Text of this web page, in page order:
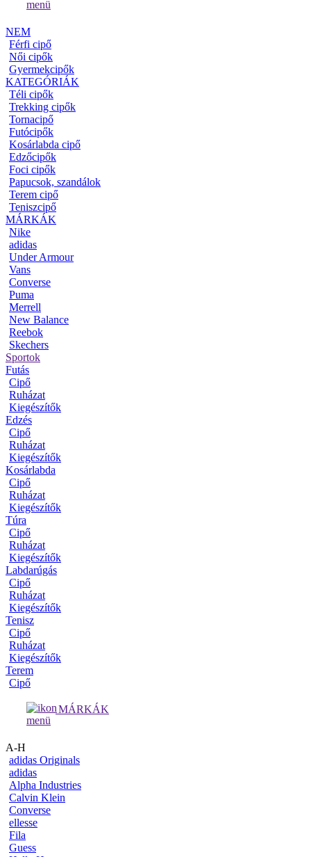
NEM
Férfi cipő
Női cipők
Gyermekcipők
KATEGÓRIÁK
Téli cipők
Trekking cipők
Tornacipő
Futócipők
Kosárlabda cipő
Edzőcipők
Foci cipők
Papucsok, szandálok
Terem cipő
Teniszcipő
MÁRKÁK
Nike
adidas
Under Armour
Vans
Converse
Puma
Merrell
New Balance
Reebok
Skechers
Sportok
Futás
Cipő
Ruházat
Kiegészítők
Edzés
Cipő
Ruházat
Kiegészítők
Kosárlabda
Cipő
Ruházat
Kiegészítők
Túra
Cipő
Ruházat
Kiegészítők
Labdarúgás
Cipő
Ruházat
Kiegészítők
Tenisz
Cipő
Ruházat
Kiegészítők
Terem
Cipő
MÁRKÁK
A-H
adidas Originals
adidas
Alpha Industries
Calvin Klein
Converse
ellesse
Fila
Guess